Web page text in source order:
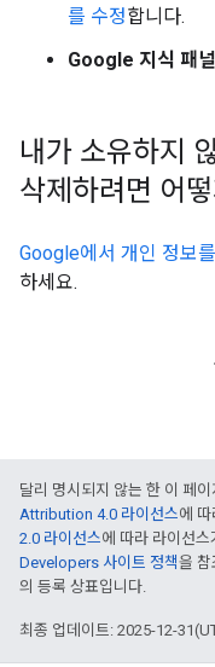
를 수정합니다.
Google 지식 패널
내가 소유하지
삭제하려면 어
Google에서 개인 정보
하세요.
달리 명시되지 않는 한 이 페
Attribution 4.0 라이선스에
2.0 라이선스에 따라 라이선
Developers 사이트 정책을
의 등록 상표입니다.
최종 업데이트: 2025-12-